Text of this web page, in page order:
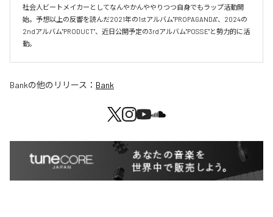
社会人ビートメイカーとしてなんやかんややりつつ自身でもラップ活動開
始。予想以上の反響を読んだ2021年の1stアルバム"PROPAGANDA"、2024の
2ndアルバム"PRODUCT"、近日公開予定の3rdアルバム"POSSE"と勢力的に活
動。
Bankの他のリリース： Bank